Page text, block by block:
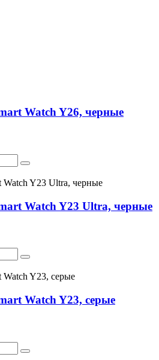
Watch Y26, черные
Watch Y23 Ultra, черные
Watch Y23, серые